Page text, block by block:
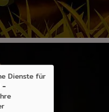
Dienste für
-